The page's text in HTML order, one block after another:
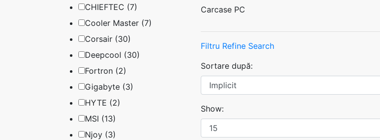
CHIEFTEC (7)
Cooler Master (7)
Corsair (30)
Deepcool (30)
Fortron (2)
Gigabyte (3)
HYTE (2)
MSI (13)
Njoy (3)
Carcase PC
Filtru Refine Search
Sortare după:
Show: